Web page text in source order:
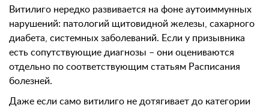
Витилиго нередко развивается на фоне аутоиммунных
нарушений: патологий щитовидной железы, сахарного
диабета, системных заболеваний. Если у призывника
есть сопутствующие диагнозы – они оцениваются
отдельно по соответствующим статьям Расписания
болезней.
Даже если само витилиго не дотягивает до категории